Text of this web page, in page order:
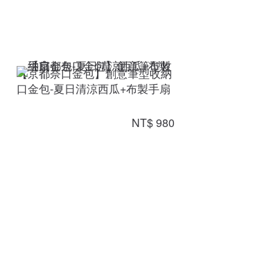
【京都奈口金包】創意筆型收納
口金包-夏日清涼西瓜+布製手扇
NT$ 980